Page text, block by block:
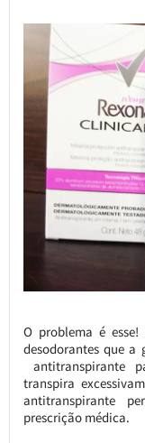
O problema é
desodorantes que
antitranspirante
transpira
antitranspirante
prescrição médica.